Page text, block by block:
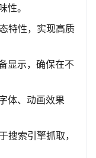
性。
特性，实现高质
显示，确保在不
体、动画效果
搜索引擎抓取，